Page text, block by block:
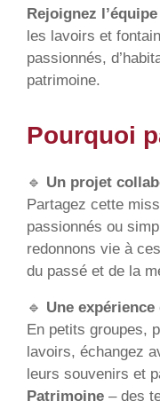
Rejoignez
les lavoirs et
passionnés,
patrimoine.
Pourquoi
🔹 Un projet
Partagez cette
passionnés ou
redonnons vie à
du passé et de la
🔹 Une
En petits groupes,
lavoirs, échangez
leurs souvenirs et
Patrimoine – des